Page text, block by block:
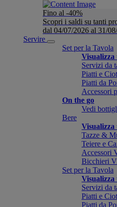
Fino al -40%
Scopri i saldi su tanti
dal 04/07/2026 al 31/
Servire
Set per la Tavola
Servizi da
Piatti e
Piatti da
Accessori
On the go
Vedi
Bere
Tazze &
Teiere e
Accessori
Bicchieri
Set per la Tavola
Servizi da
Piatti e
Piatti da